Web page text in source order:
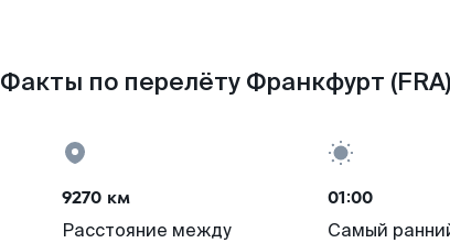
Факты по перелёту Франкфурт
9270 км
Расстояние между
01:00
Самый